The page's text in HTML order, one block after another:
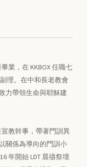
業，在 KKBOX 任職七
理。在中和長老教會
力帶領生命與耶穌建
教幹事，帶著門訓異
關係為導向的門訓小
年開始 LDT 晨禱祭壇